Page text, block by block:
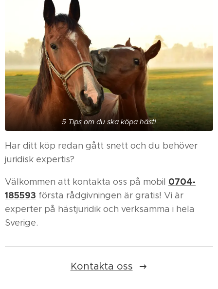
5 Tips om du ska köpa häst!
Har ditt köp redan gått snett och du behöver
juridisk expertis?
Välkommen att kontakta oss på mobil 0704-
185593 första rådgivningen är gratis! Vi är
experter på hästjuridik och verksamma i hela
Sverige.
Kontakta oss